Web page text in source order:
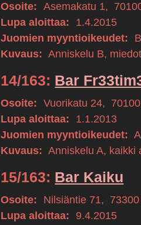
Osoite: Asemakatu 1,
Lupa aloittaa:
1.4.2015
Juomien myyntioikeudet:
B
Kuvaus: Anniskelu B,
14/163: Bar
Osoite: Vuorikatu 24, 70100
Lupa aloittaa:
1.1.2013
Juomien myyntioikeudet: A
Kuvaus: Anniskelu A, kaikki
15/163: Bar Kaiku
Osoite: Nilsiäntie 71, 73300
Lupa aloittaa:
9.4.2015